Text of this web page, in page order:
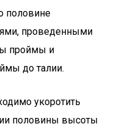
половине
проведенными
проймы и
до талии.
укоротить
половины высоты